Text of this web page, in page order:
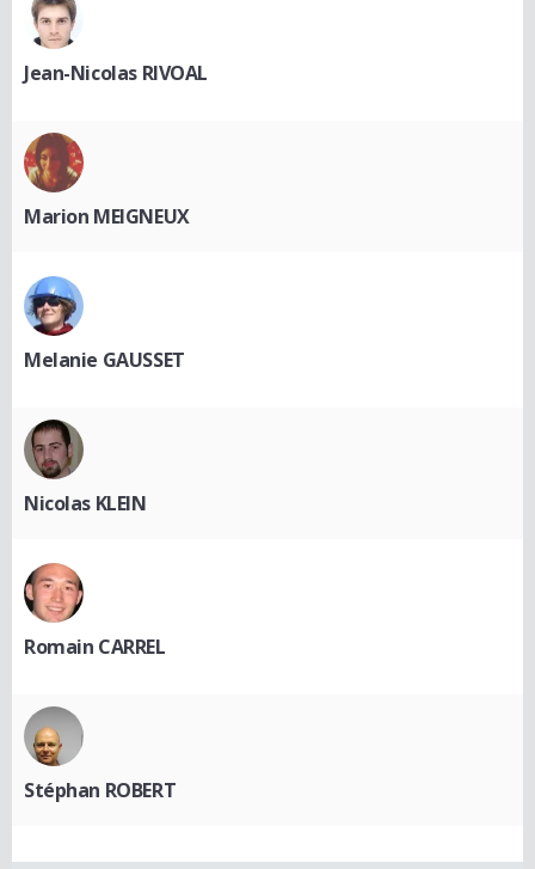
Jean-Nicolas RIVOAL
Marion MEIGNEUX
Melanie GAUSSET
Nicolas KLEIN
Romain CARREL
Stéphan ROBERT